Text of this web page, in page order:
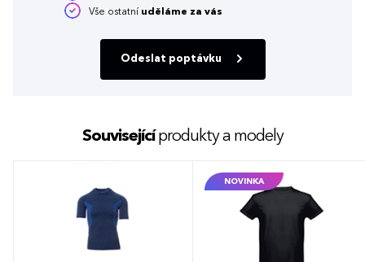
Vše ostatní uděláme za vás
Odeslat poptávku
Souvisejícíprodukty a modely
NOVINKA